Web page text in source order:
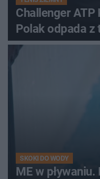
Challenger ATP
Polak odpada z
SKOKI DO WODY
ME w